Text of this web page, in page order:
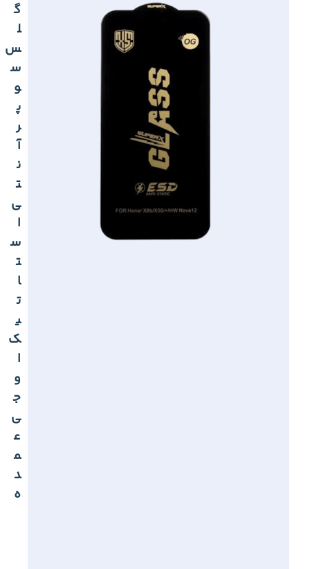
گ
ل
س
س
و
پ
ر
آ
ن
ت
ی
ا
س
ت
ا
ت
ی
ک
ا
و
ج
ی
ع
م
د
ه